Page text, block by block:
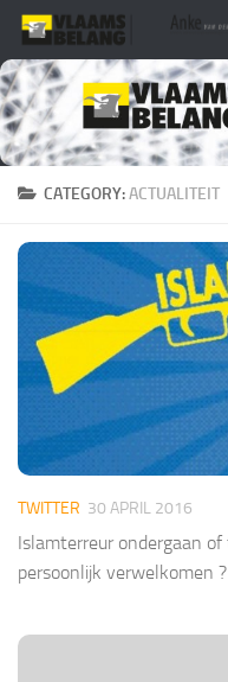
Skip to content
CATEGORY:ACTUALITEIT
TWITTER 30 APRIL 2016
Islamterreur ondergaan
persoonlijk verwelkomen